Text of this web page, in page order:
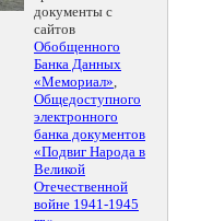
документы с
сайтов
Обобщенного
Банка Данных
«Мемориал»,
Общедоступного
электронного
банка документов
«Подвиг Народа в
Великой
Отечественной
войне 1941-1945